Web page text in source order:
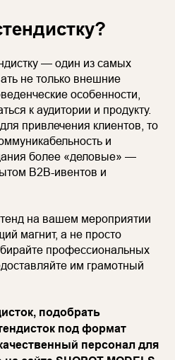
— один из самых
не только внешние
особенности,
к аудитории и продукту.
привлечения клиентов, то
и
более «деловые» —
B2B-ивентов и
на вашем мероприятии
магнит, а не просто
профессиональных
им грамотный
подобрать
под формат
персонал для